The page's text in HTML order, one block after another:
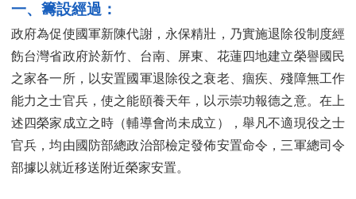
一、籌設經過：
政府為促使國軍新陳代謝，永保精壯，乃實施退除役制度經
飭台灣省政府於新竹、台南、屏東、花蓮四地建立榮譽國民
之家各一所，以安置國軍退除役之衰老、痼疾、殘障無工作
能力之士官兵，使之能頤養天年，以示崇功報德之意。在上
述四榮家成立之時（輔導會尚未成立），舉凡不適現役之士
官兵，均由國防部總政治部檢定發佈安置命令，三軍總司令
部據以就近移送附近榮家安置。